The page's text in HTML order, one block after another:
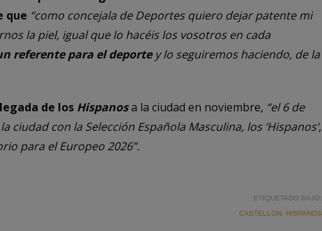
que “como concejala de Deportes quiero dejar patente mi
la piel, igual que lo hacéis los vosotros en cada
referente para el deportey lo seguiremos haciendo, de la
de los Hispanosa la ciudad en noviembre, “el 6 de
con la Selección Española Masculina, los ‘Hispanos’,
para el Europeo 2026”.
ETIQUETADO BAJO:
CASTELLON
HISPANOS